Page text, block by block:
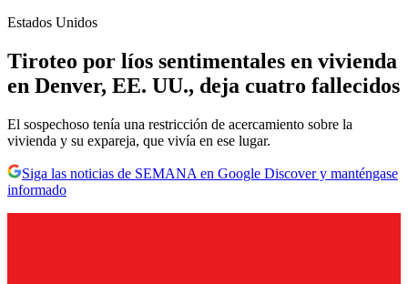
Estados Unidos
Tiroteo por líos sentimentales en vivienda
en Denver, EE. UU., deja cuatro fallecidos
El sospechoso tenía una restricción de acercamiento sobre la
vivienda y su expareja, que vivía en ese lugar.
Siga las noticias de SEMANA en Google Discover y manténgase
informado